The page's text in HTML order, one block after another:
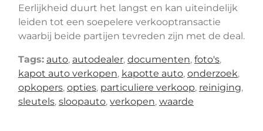
Eerlijkheid duurt het langst en kan uiteindelijk
leiden tot een soepelere verkooptransactie
waarbij beide partijen tevreden zijn met de deal.
Tags: auto, autodealer, documenten, foto's,
kapot auto verkopen, kapotte auto, onderzoek,
opkopers, opties, particuliere verkoop, reiniging,
sleutels, sloopauto, verkopen, waarde